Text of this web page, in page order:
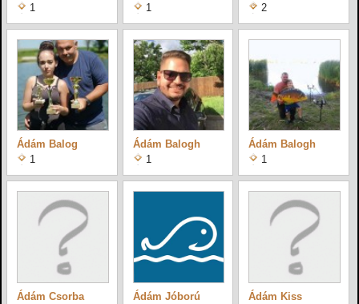
1
1
2
Ádám Balog
1
Ádám Balogh
1
Ádám Balogh
1
Ádám Csorba
Ádám Jóború
Ádám Kiss